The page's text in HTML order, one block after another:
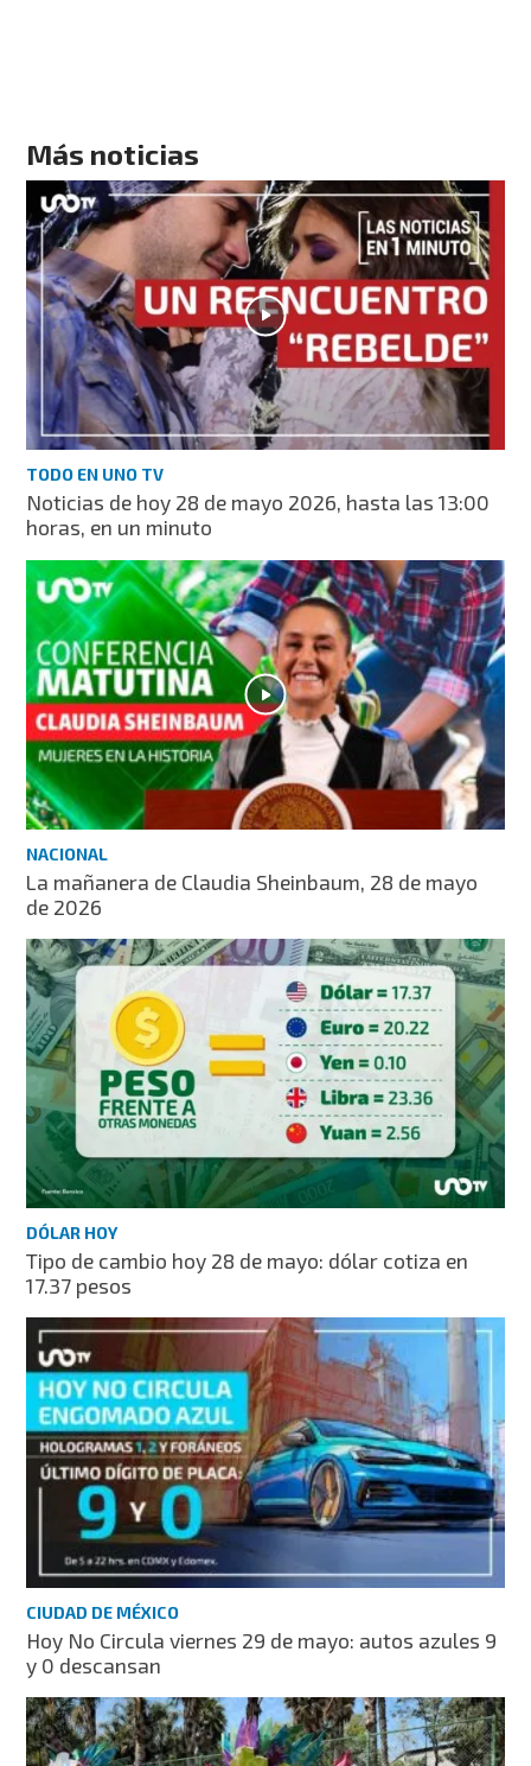
Más noticias
TODO EN UNO TV
Noticias de hoy 28 de mayo 2026, hasta las 13:00
horas, en un minuto
NACIONAL
La mañanera de Claudia Sheinbaum, 28 de mayo
de 2026
DÓLAR HOY
Tipo de cambio hoy 28 de mayo: dólar cotiza en
17.37 pesos
CIUDAD DE MÉXICO
Hoy No Circula viernes 29 de mayo: autos azules 9
y 0 descansan